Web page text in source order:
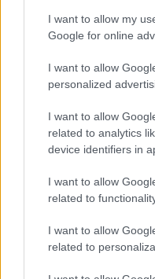
I want to allow my
Google for online
I want to allow
personalized
I want to allow
related to analytics
device identifiers in
I want to allow
related to
I want to allow
related to
Kate Winslet és Evan